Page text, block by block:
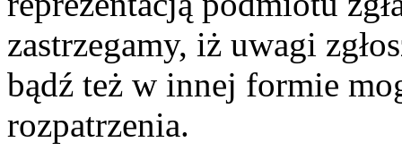
zastrzegamy, iż uwagi
bądź też w innej formie
rozpatrzenia.